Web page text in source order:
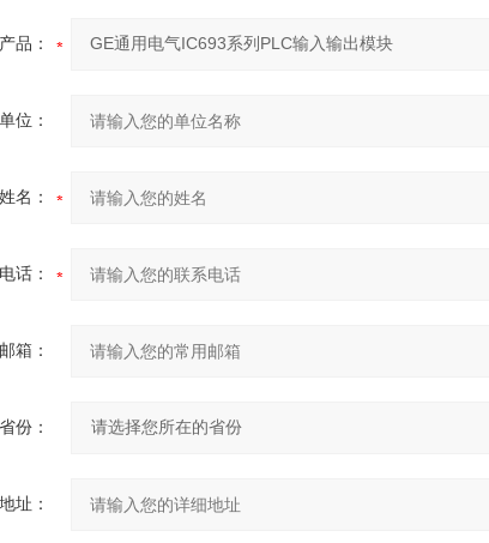
产品：
位：
名：
话：
箱：
省份：
址：